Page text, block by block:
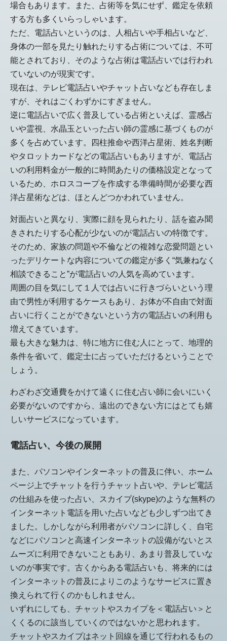
場合もあります。また、占術等を気にせず、鑑定を依頼
する方も多くいらっしゃいます。
ただ、電話占いというのは、人相占いや手相占いなど、
身体の一部を見たり触れたりする占術については、不可
能とされており、そのような占術は電話占いでは行われ
ていないのが現実です。
現在は、テレビ電話占いやチャット占いなども存在しま
すが、それはごくわずかにすぎません。
逆に電話占いで広く普及している占術といえば、霊感占
いや霊視、水晶玉といった占い師の霊感に基づくものが
多くを占めています。四柱推命や西洋占星術、姓名判断
やタロットカードなどの電話占いもありますが、電話占
いの利用料金が一般的に時間あたりの価格設定となって
いるため、ホロスコープを作成する準備時間が必要な西
洋占星術などは、ほとんどつかわれていません。
対面占いと異なり、実際に顔を見られたり、話を盗み聞
きされたりする心配が少ないのが電話占いの特徴です。
そのため、家族の問題や不倫などの複雑な恋愛問題とい
ったデリケートな内容についての鑑定が多く“気兼ねなく
相談できること”が電話占いの人気を高めています。
周囲の目を気にして１人では占いに行きづらいという理
由で男性が利用するケースもあり、お体が不自由で対面
占いに行くことができないという方の電話占いの利用も
増えてきています。
最も大きな魅力は、特に地方に住む人にとって、地理的
条件を省いて、鑑定士に占っていただけるということで
しょう。
わざわざ交通費をかけて遠くに住む占い師に会いにいく
必要がないのですから、遠出のできない方にはとても嬉
しいサービスになっています。
電話占い、今後の展開
また、パソコンやインターネットの普及に伴い、ホーム
ページ上でチャットを行うチャット占いや、テレビ電話
の仕組みを使った占い、スカイプ(skype)のような無料の
インターネット電話を用いた占いなども少しずつ出てき
ました。しかしながら利用者がパソコンに詳しく、自宅
などにパソコンと高速インターネットの設備がないとス
ムーズに利用できないこともあり、あまり普及していな
いのが事実です。古くからある電話占いも、将来的には
インターネットの普及によりこのようなサービスに置き
換えられて行くのかもしれません。
いずれにしても、チャットやスカイプを＜電話占い＞と
くくるのに該当していくのではないかと思われます。
チャットやスカイプはネット回線を通じて行われるもの